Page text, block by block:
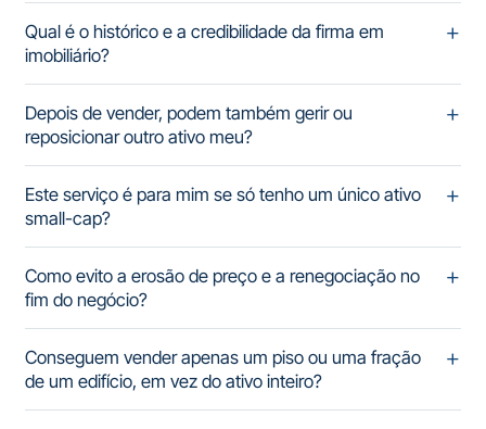
Qual é o histórico e a credibilidade da firma em
imobiliário?
Depois de vender, podem também gerir ou
reposicionar outro ativo meu?
Este serviço é para mim se só tenho um único ativo
small-cap?
Como evito a erosão de preço e a renegociação no
fim do negócio?
Conseguem vender apenas um piso ou uma fração
de um edifício, em vez do ativo inteiro?